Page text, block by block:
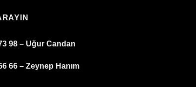
98 – Uğur Candan
66 – Zeynep Hanım